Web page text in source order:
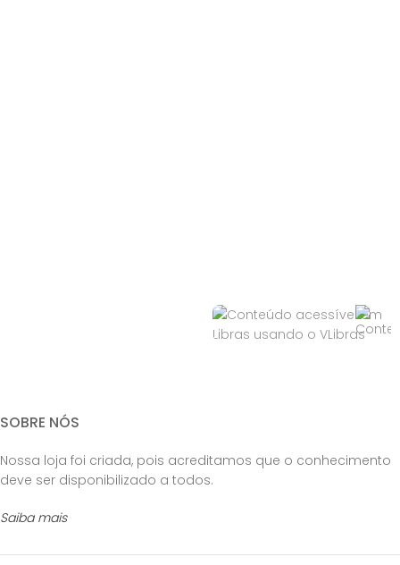
SOBRE NÓS
Nossa loja foi criada, pois acreditamos que o conhecimento
deve ser disponibilizado a todos.
Saiba mais